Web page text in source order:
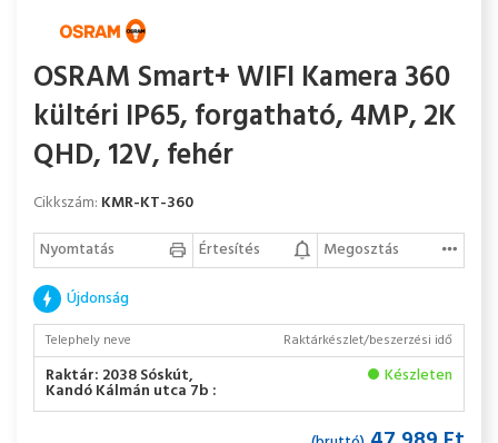
OSRAM Smart+ WIFI Kamera 360
kültéri IP65, forgatható, 4MP, 2K
QHD, 12V, fehér
Cikkszám: KMR-KT-360
Nyomtatás
Értesítés
Megosztás
Újdonság
Telephely neve Raktárkészlet/beszerzési idő
Raktár: 2038 Sóskút,
Kandó Kálmán utca 7b :
Készleten